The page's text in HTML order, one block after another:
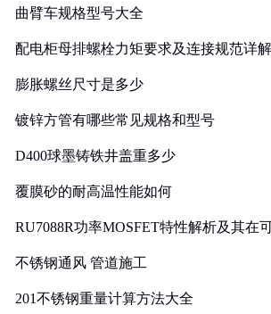
曲臂车规格型号大全
配电柜母排螺栓力矩要求及连接规范详解
膨胀螺丝尺寸是多少
镀锌方管有哪些常见规格和型号
D400球墨铸铁井盖重多少
覆膜砂的耐高温性能如何
RU7088R功率MOSFET特性解析及其在
不锈钢通风 管道施工
201不锈钢重量计算方法大全